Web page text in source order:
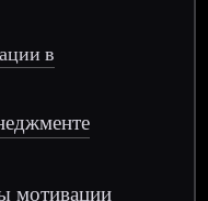
в
мотивации